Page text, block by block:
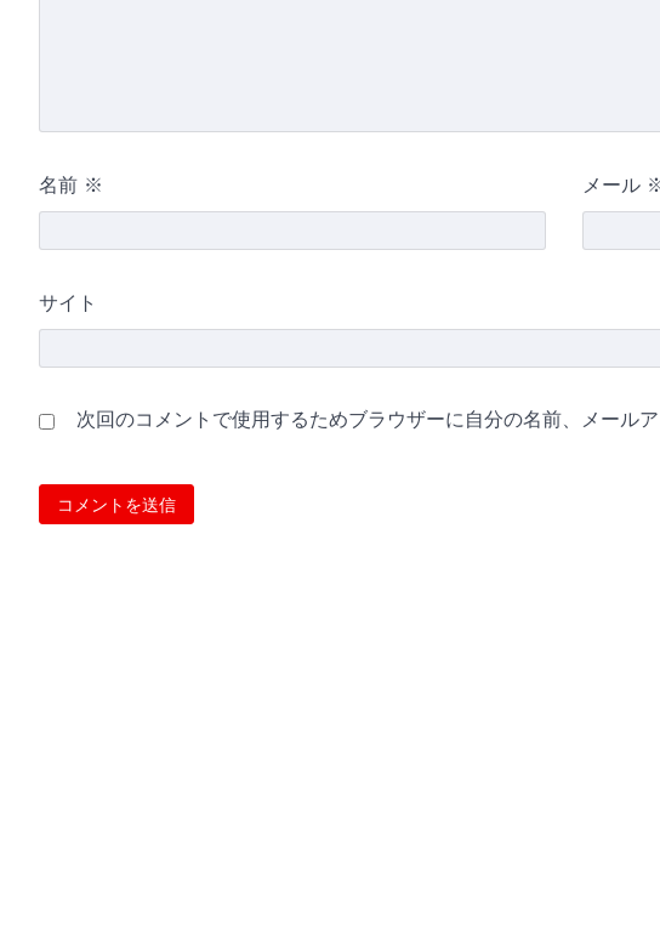
名前 ※ メール
サイト
次回のコメントで使用するためブラウザーに自分の名前、メール